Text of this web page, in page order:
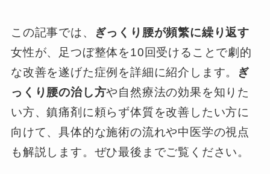
この記事では、
ぎっくり腰が頻繁に繰り返す
女性が、足つぼ整体を10回受けることで劇的
な改善を遂げた症例を詳細に紹介します。
ぎ
っくり腰の治し方や自然療法の効果を知りた
い方、鎮痛剤に頼らず体質を改善したい方に
向けて、具体的な施術の流れや中医学の視点
も解説します。ぜひ最後までご覧ください。